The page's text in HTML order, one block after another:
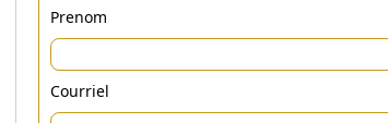
Prenom
Courriel